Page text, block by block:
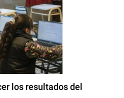
los resultados del